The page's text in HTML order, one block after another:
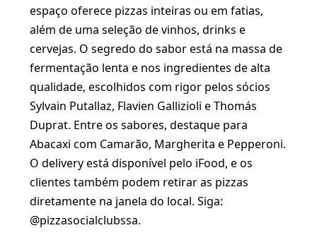
espaço oferece pizzas inteiras ou em fatias,
além de uma seleção de vinhos, drinks e
cervejas. O segredo do sabor está na massa de
fermentação lenta e nos ingredientes de alta
qualidade, escolhidos com rigor pelos sócios
Sylvain Putallaz, Flavien Gallizioli e Thomás
Duprat. Entre os sabores, destaque para
Abacaxi com Camarão, Margherita e Pepperoni.
O delivery está disponível pelo iFood, e os
clientes também podem retirar as pizzas
diretamente na janela do local. Siga:
@pizzasocialclubssa.